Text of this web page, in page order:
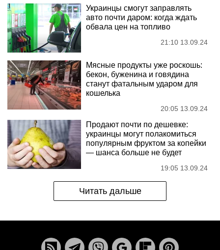
Украинцы смогут заправлять
авто почти даром: когда ждать
обвала цен на топливо
21:10 13.09.24
Мясные продукты уже роскошь:
бекон, буженина и говядина
станут фатальным ударом для
кошелька
20:05 13.09.24
Продают почти по дешевке:
украинцы могут полакомиться
популярным фруктом за копейки
— шанса больше не будет
19:05 13.09.24
Читать дальше